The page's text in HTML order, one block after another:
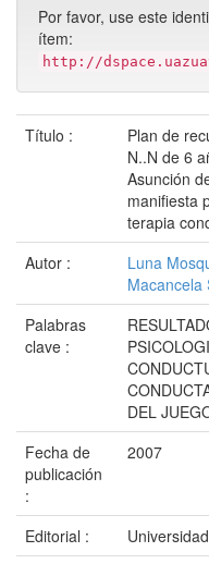
Por favor, use este
ítem:
http://
Título :
Plan de
N..N de 6
Asunción
manifiesta
terapia
Autor :
Luna
Macancela
Palabras
clave :
DEL
Fecha de
publicación
:
2007
Editorial :